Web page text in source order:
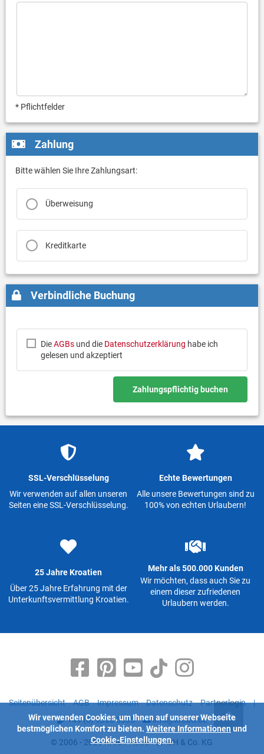
* Pflichtfelder
Zahlung
Bitte wählen Sie Ihre Zahlungsart:
Überweisung
Kreditkarte
Verbindliche Buchung
DieAGBsund die Datenschutzerklärung habe ich
gelesen und akzeptiert
Zahlungspflichtig buchen
SSL-Verschlüsselung
Wir verwenden auf allen unseren
Seiten eine SSL-Verschlüsselung.
Echte Bewertungen
Alle unsere Bewertungen sind zu
100% von echten Urlaubern!
25 Jahre Kroatien
Über 25 Jahre Erfahrung mit der
Unterkunftsvermittlung Kroatien.
Mehr als 500.000 Kunden
Wir möchten, dass auch Sie zu
einem dieser zufriedenen
Urlaubern werden.
Seitenübersicht AGB Impressum Datenschutz Partnerlogin
|
+49 (0) 9363 5335
info@kroati.de
© 2006 - 2026 Kroati-Reisen GmbH & Co. KG
Wir verwenden Cookies, um Ihnen auf unserer Webseite
bestmöglichen Komfort zu bieten. Weitere Informationen und
Cookie-Einstellungen.